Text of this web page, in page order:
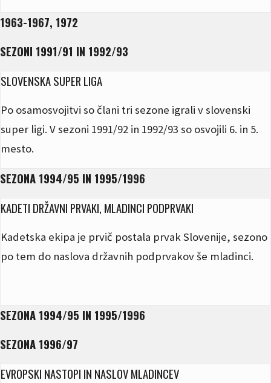
1963-1967, 1972
SEZONI 1991/91 IN 1992/93
SLOVENSKA SUPER LIGA
Po osamosvojitvi so člani tri sezone igrali v slovenski
super ligi. V sezoni 1991/92 in 1992/93 so osvojili 6. in 5.
mesto.
SEZONA 1994/95 IN 1995/1996
KADETI DRŽAVNI PRVAKI, MLADINCI PODPRVAKI
Kadetska ekipa je prvič postala prvak Slovenije, sezono
po tem do naslova državnih podprvakov še mladinci.
SEZONA 1994/95 IN 1995/1996
SEZONA 1996/97
EVROPSKI NASTOPI IN NASLOV MLADINCEV